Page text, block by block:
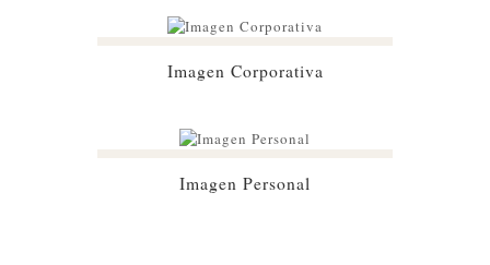
CONTÁCTAME
TIENDAImagen Corporativa
Imagen Personal